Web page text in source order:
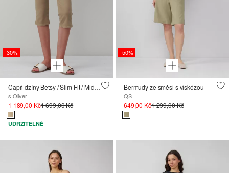
-30%
Capri džíny Betsy / Slim Fit / Mid Rise / Slim Leg
s.Oliver
1 189,00 Kč1 699,00 Kč
UDRŽITELNÉ
-50%
Bermudy ze směsi s viskózou
QS
649,00 Kč1 299,00 Kč